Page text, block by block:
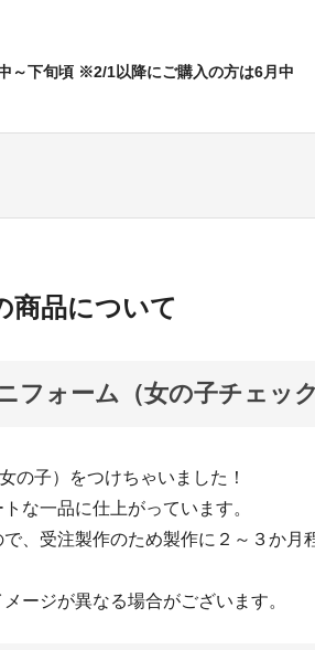
～下旬頃 ※2/1以降にご購入の方は6月中
商品について
フォーム（女の子チェッ
の子）をつけちゃいました！
な一品に仕上がっています。
、受注製作のため製作に２～３か月
ージが異なる場合がございます。